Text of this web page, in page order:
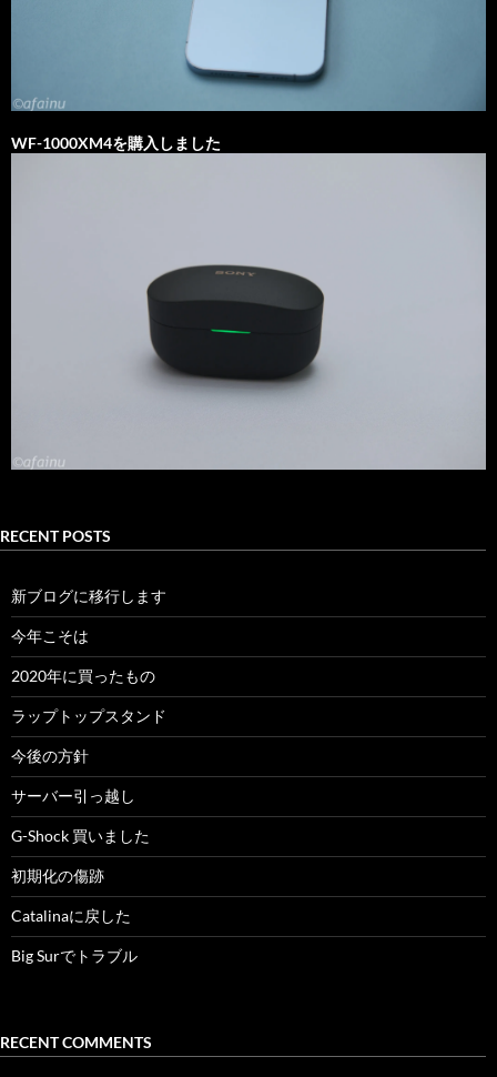
WF-1000XM4を購入しました
RECENT POSTS
新ブログに移行します
今年こそは
2020年に買ったもの
ラップトップスタンド
今後の方針
サーバー引っ越し
G-Shock 買いました
初期化の傷跡
Catalinaに戻した
Big Surでトラブル
RECENT COMMENTS